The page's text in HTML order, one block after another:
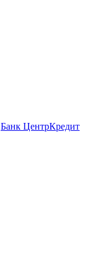
Банк ЦентрКредит